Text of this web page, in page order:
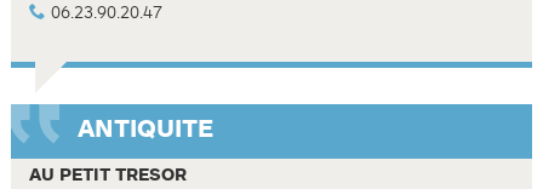
06.23.90.20.47
ANTIQUITE
AU PETIT TRESOR